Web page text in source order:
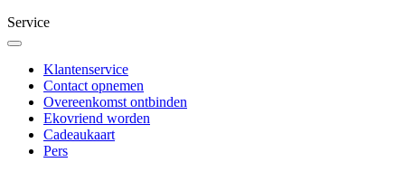
Service
Klantenservice
Contact opnemen
Overeenkomst ontbinden
Ekovriend worden
Cadeaukaart
Pers